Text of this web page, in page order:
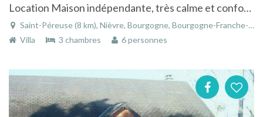
Location Maison indépendante, très calme et confortable dans un cadre agréable avec vue dégagée
Saint-Péreuse (8 km), Nièvre, Bourgogne, Bourgogne-Franche-Comté, France
Villa
3 chambres 6 personnes